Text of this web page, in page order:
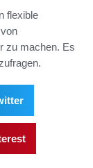
flexible
zu machen. Es